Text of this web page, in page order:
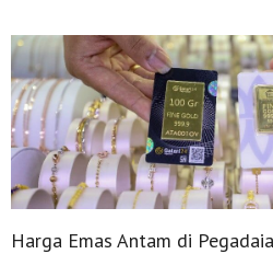
Harga Emas Antam di